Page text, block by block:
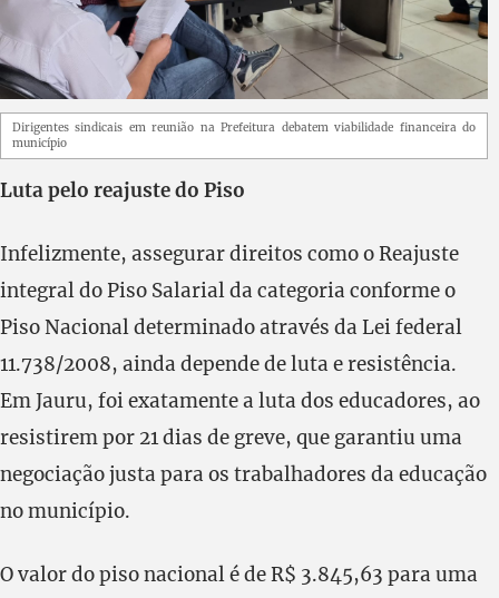
Dirigentes sindicais em reunião na Prefeitura debatem viabilidade financeira do
município
Luta pelo reajuste do Piso
Infelizmente, assegurar direitos como o Reajuste
integral do Piso Salarial da categoria conforme o
Piso Nacional determinado através da Lei federal
11.738/2008, ainda depende de luta e resistência.
Em Jauru, foi exatamente a luta dos educadores, ao
resistirem por 21 dias de greve, que garantiu uma
negociação justa para os trabalhadores da educação
no município.
O valor do piso nacional é de R$ 3.845,63 para uma